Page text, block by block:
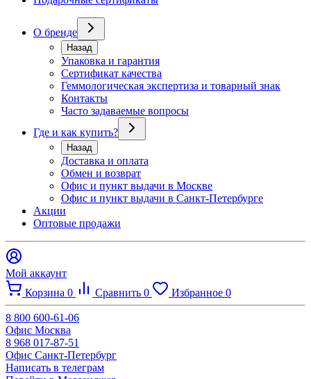
О бренде
Назад
Упаковка и гарантия
Сертификат качества
Геммологическая экспертиза и товарный знак
Контакты
Часто задаваемые вопросы
Где и как купить?
Назад
Доставка и оплата
Обмен и возврат
Офис и пункт выдачи в Москве
Офис и пункт выдачи в Санкт-Петербурге
Акции
Оптовые продажи
Мой аккаунт
Корзина 0 Сравнить 0 Избранное 0
8 800 600-61-06
Офис Москва
8 968 017-87-51
Офис Санкт-Петербург
Написать в телеграм